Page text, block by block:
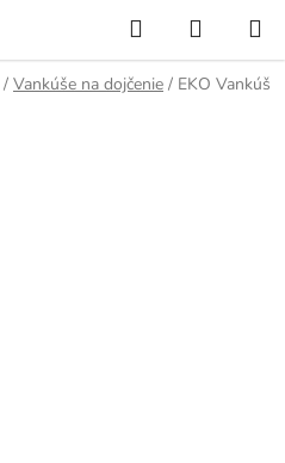
Hľadať
KOŠÍK
/ Vankúše na dojčenie / EKO Vankúš